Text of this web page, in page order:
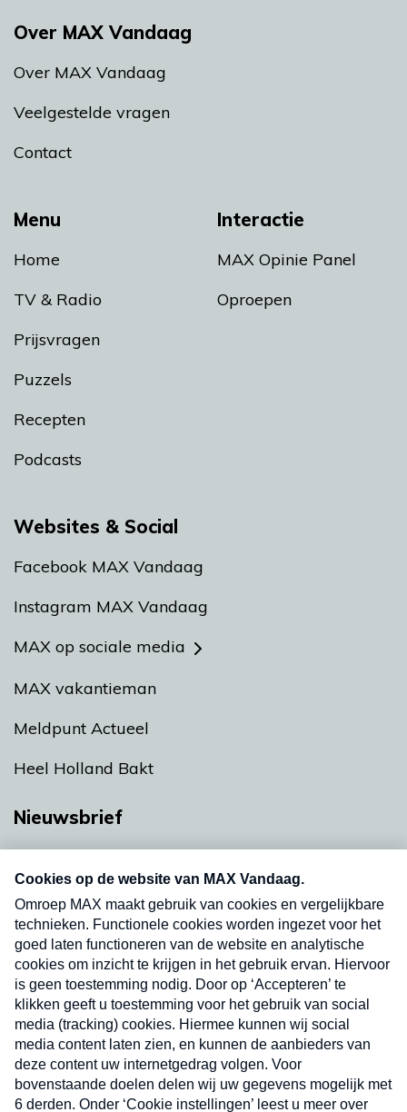
Menu
Home
TV & Radio
Prijsvragen
Puzzels
Recepten
Podcasts
Interactie
MAX Opinie Panel
Oproepen
Over MAX Vandaag
Over MAX Vandaag
Veelgestelde vragen
Contact
Websites & Social
Facebook MAX Vandaag
Instagram MAX Vandaag
MAX op sociale media
MAX vakantieman
Meldpunt Actueel
Heel Holland Bakt
Nieuwsbrief
nieuwsbrief. Elke vrijdag- en dinsdagochtend in
uw mailbox.
Verzend